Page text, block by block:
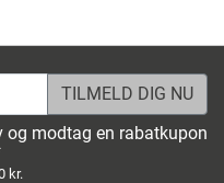
og modtag en rabatkupon
kr.